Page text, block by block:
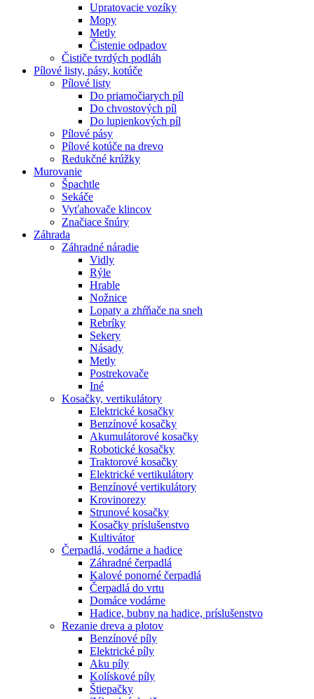
Upratovacie vozíky
Mopy
Metly
Čistenie odpadov
Čističe tvrdých podláh
Pílové listy, pásy, kotúče
Pílové listy
Do priamočiarych píl
Do chvostových píl
Do lupienkových píl
Pílové pásy
Pílové kotúče na drevo
Redukčné krúžky
Murovanie
Špachtle
Sekáče
Vyťahovače klincov
Značiace šnúry
Záhrada
Záhradné náradie
Vidly
Rýle
Hrable
Nožnice
Lopaty a zhŕňače na sneh
Rebríky
Sekery
Násady
Metly
Postrekovače
Iné
Kosačky, vertikulátory
Elektrické kosačky
Benzínové kosačky
Akumulátorové kosačky
Robotické kosačky
Traktorové kosačky
Elektrické vertikulátory
Benzínové vertikulátory
Krovinorezy
Strunové kosačky
Kosačky príslušenstvo
Kultivátor
Čerpadlá, vodárne a hadice
Záhradné čerpadlá
Kalové ponorné čerpadlá
Čerpadlá do vrtu
Domáce vodárne
Hadice, bubny na hadice, príslušenstvo
Rezanie dreva a plotov
Benzínové píly
Elektrické píly
Aku píly
Kolískové píly
Štiepačky